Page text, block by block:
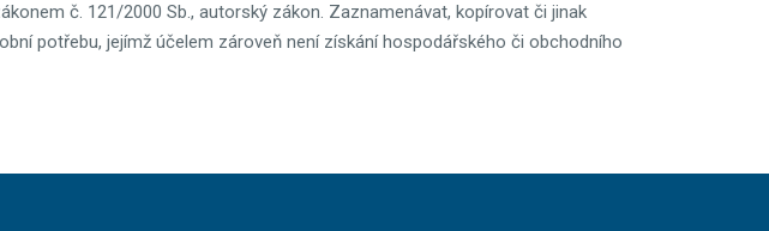
č. 121/2000 Sb., autorský zákon. Zaznamenávat, kopírovat či jinak
potřebu, jejímž účelem zároveň není získání hospodářského či obchodního